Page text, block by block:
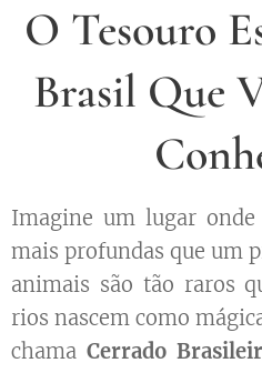
O Tesouro
Brasil Que
Imagine um lugar
mais profundas que um
animais são tão raros
rios nascem como
chama Cerrado